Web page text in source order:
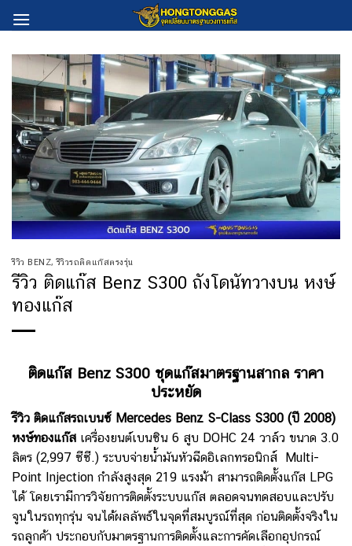
to
รีวิว BENZ,รีวิวรถติดแก๊สตรงรุ่น
รีวิว ติดแก๊ส Benz S300 ถังโดนัทวางบน หงษ์
ทองแก๊ส
ติดแก๊ส Benz S300 ชุดแก๊สมาตรฐานสากล ราคา
ประหยัด
รีวิว ติดแก๊สรถเบนซ์ Mercedes Benz S-Class S300 (ปี 2008)
หงษ์ทองแก๊ส เครื่องยนต์เบนซิน 6 สูบ DOHC 24 วาล์ว ขนาด 3.0
ลิตร (2,997 ซีซี.) ระบบจ่ายน้ำมันหัวฉีดอิเลกทรอนิกส์ Multi-
Point Injection กำลังสูงสุด 219 แรงม้า สามารถติดตั้งแก๊ส LPG
ได้ โดยเรามีการวิจัยการติดตั้งระบบแก๊ส ตลอดจนทดสอบและปรับ
จูนในรถทุกรุ่น จนได้ผลลัพธ์ในจุดที่สมบูรณ์ที่สุด ก่อนติดตั้งจริงใน
รถลูกค้า ประกอบกับมาตรฐานการติดตั้งและการคัดเลือกอุปกรณ์